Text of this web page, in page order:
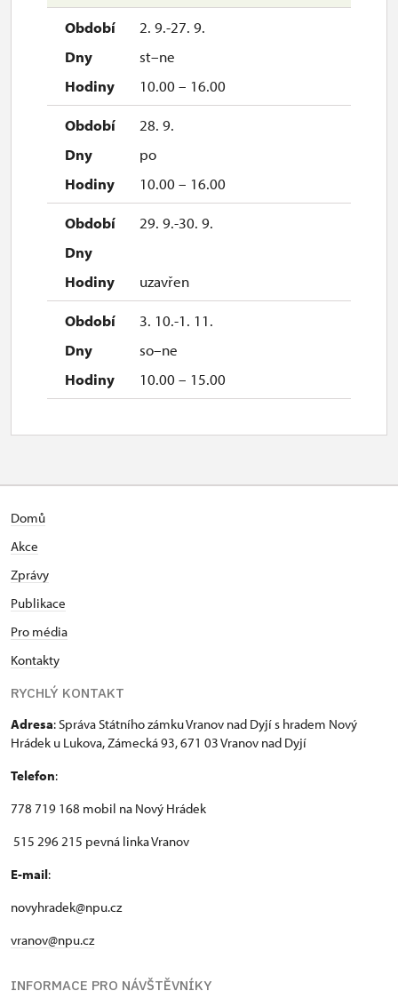
2. 9.-27. 9.
st–ne
10.00 – 16.00
28. 9.
po
10.00 – 16.00
29. 9.-30. 9.
uzavřen
3. 10.-1. 11.
so–ne
10.00 – 15.00
Domů
Akce
Zprávy
Publikace
Pro média
Kontakty
RYCHLÝ KONTAKT
Adresa: Správa Státního zámku Vranov nad Dyjí s hradem Nový
Hrádek u Lukova, Zámecká 93, 671 03 Vranov nad Dyjí
Telefon:
778 719 168 mobil na Nový Hrádek
515 296 215 pevná linka Vranov
E-mail:
novyhradek@npu.cz
vranov@npu.cz
INFORMACE PRO NÁVŠTĚVNÍKY